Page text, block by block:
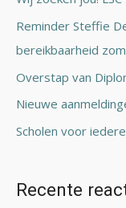
:
Reminder Steffie
bereikbaarheid
Overstap van
Nieuwe
Scholen voor
Recente